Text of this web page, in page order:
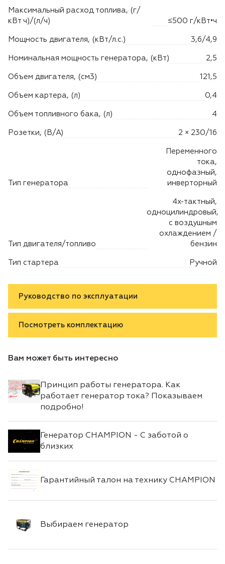
Максимальный расход топлива, (г/
кВт ч)/(л/ч)
≤500 г/кВт•ч
Мощность двигателя, (кВт/л.с.) 3,6/4,9
Номинальная мощность генератора, (кВт) 2,5
Объем двигателя, (см3) 121,5
Объем картера, (л) 0,4
Объем топливного бака, (л) 4
Розетки, (В/А) 2 × 230/16
Тип генератора
Переменного
тока,
однофазный,
инверторный
Тип двигателя/топливо
4х-тактный,
одноцилиндровый,
с воздушным
охлаждением /
бензин
Тип стартера Ручной
Руководство по эксплуатации
Посмотреть комплектацию
Вам может быть интересно
Принцип работы генератора. Как
работает генератор тока? Показываем
подробно!
Генератор CHAMPION - С заботой о
близких
Гарантийный талон на технику CHAMPION
Выбираем генератор